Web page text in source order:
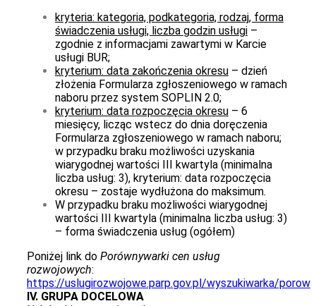
kryteria: kategoria, podkategoria, rodzaj, forma
świadczenia usługi, liczba godzin usługi –
zgodnie z informacjami zawartymi w Karcie
usługi BUR;
kryterium: data zakończenia okresu – dzień
złożenia Formularza zgłoszeniowego w ramach
naboru przez system SOPLIN 2.0;
kryterium: data rozpoczęcia okresu – 6
miesięcy, licząc wstecz do dnia doręczenia
Formularza zgłoszeniowego w ramach naboru;
w przypadku braku możliwości uzyskania
wiarygodnej wartości III kwartyla (minimalna
liczba usług: 3), kryterium: data rozpoczęcia
okresu – zostaje wydłużona do maksimum.
W przypadku braku możliwości wiarygodnej
wartości III kwartyla (minimalna liczba usług: 3)
– forma świadczenia usług (ogółem)
Poniżej link do Porównywarki cen usług
rozwojowych:
https://uslugirozwojowe.parp.gov.pl/wyszukiwarka/
IV. GRUPA DOCELOWA